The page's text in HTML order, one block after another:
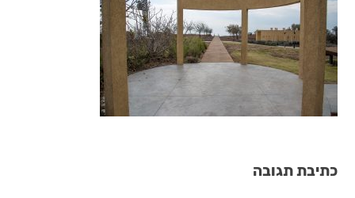
כתיבת תגובה